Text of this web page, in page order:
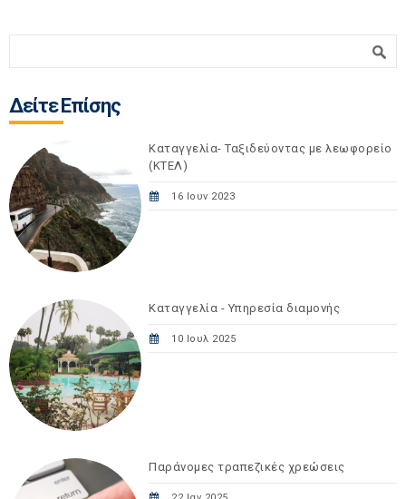
Δείτε Επίσης
Καταγγελία- Ταξιδεύοντας με λεωφορείο
(ΚΤΕΛ)
16 Ιουν 2023
Καταγγελία - Υπηρεσία διαμονής
10 Ιουλ 2025
Παράνομες τραπεζικές χρεώσεις